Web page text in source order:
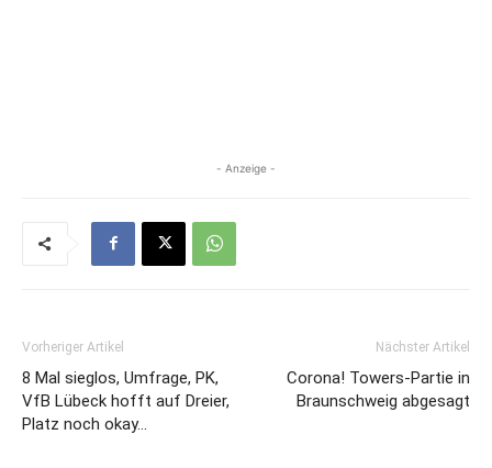
- Anzeige -
Vorheriger Artikel
8 Mal sieglos, Umfrage, PK,
VfB Lübeck hofft auf Dreier,
Platz noch okay…
Nächster Artikel
Corona! Towers-Partie in
Braunschweig abgesagt